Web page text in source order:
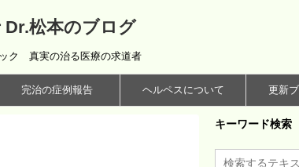
Dr.松本のブログ
ク 真実の治る医療の求道者
完治の症例報告 ヘルペスについて 更新
キーワード検索